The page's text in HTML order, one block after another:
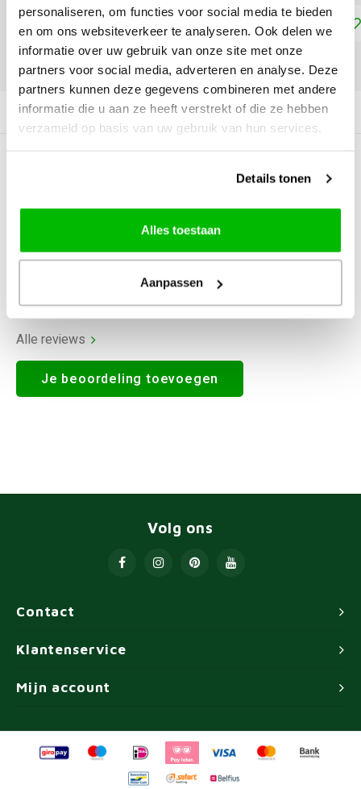
personaliseren, om functies voor social media te bieden
en om ons websiteverkeer te analyseren. Ook delen we
informatie over uw gebruik van onze site met onze
partners voor social media, adverteren en analyse. Deze
partners kunnen deze gegevens combineren met andere
informatie die u aan ze heeft verstrekt of die ze hebben
verzameld op basis van uw gebruik van hun services.
Details tonen
Alles toestaan
Aanpassen
Toevoegen aan winkelwagen
DELEN:
Productomschrijving
0Reviews
Alle reviews
Je beoordeling toevoegen
Contact
Volg ons
Klantenservice
Mijn account